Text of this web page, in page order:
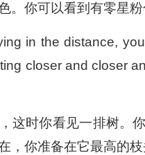
。你可以看到有零星
in the distance,
closer and closer
这时你看见一排树。
，你准备在它最高的枝